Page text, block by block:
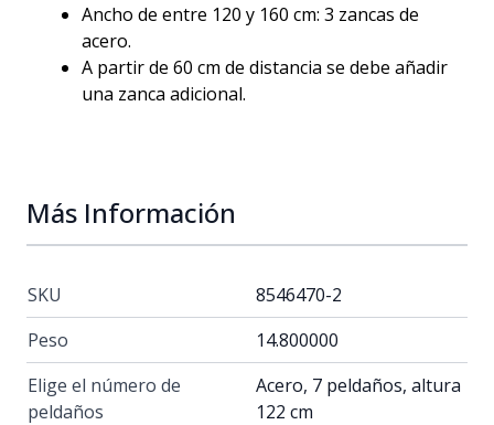
Ancho de entre 120 y 160 cm: 3 zancas de
acero.
A partir de 60 cm de distancia se debe añadir
una zanca adicional.
Más Información
SKU
8546470-2
Peso
14.800000
Elige el número de
peldaños
Acero, 7 peldaños, altura
122 cm